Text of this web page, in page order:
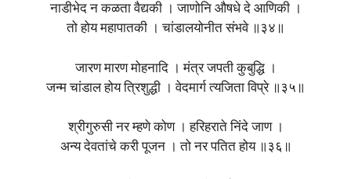
नाडीभेद न कळता वैद्यकी । जाणोनि औषधे दे आणिकी ।
तो होय महापातकी । चांडालयोनीत संभवे ॥३४॥
जारण मारण मोहनादि । मंत्र जपती कुबुद्धि ।
जन्म चांडाल होय त्रिशुद्धी । वेदमार्ग त्यजिता विप्रे ॥३५॥
श्रीगुरुसी नर म्हणे कोण । हरिहराते निंदे जाण ।
अन्य देवतांचे करी पूजन । तो नर पतित होय ॥३६॥